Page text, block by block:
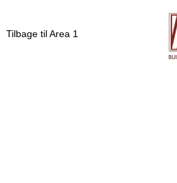
Tilbage til Area 1